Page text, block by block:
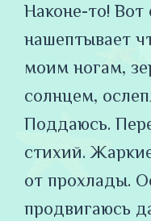
Наконе-то! Вот
нашептывает
моим ногам,
солнцем,
Поддаюсь.
стихий.
от прохлады.
продвигаюсь